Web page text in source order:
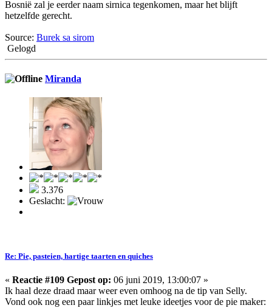
Bosnië zal je eerder naam sirnica tegenkomen, maar het blijft
hetzelfde gerecht.
Source: Burek sa sirom
Gelogd
Miranda
3.376
Geslacht:
Re: Pie, pasteien, hartige taarten en quiches
« Reactie #109 Gepost op: 06 juni 2019, 13:00:07 »
Ik haal deze draad maar weer even omhoog na de tip van Selly.
Vond ook nog een paar linkjes met leuke ideetjes voor de pie maker: